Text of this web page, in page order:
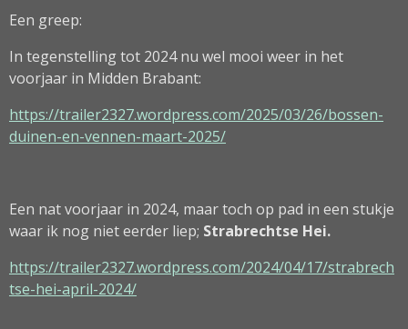
Een greep:
In tegenstelling tot 2024 nu wel mooi weer in het
voorjaar in Midden Brabant:
https://trailer2327.wordpress.com/2025/03/26/bossen-
duinen-en-vennen-maart-2025/
Een nat voorjaar in 2024, maar toch op pad in een stukje
waar ik nog niet eerder liep; Strabrechtse Hei.
https://trailer2327.wordpress.com/2024/04/17/strabrech
tse-hei-april-2024/